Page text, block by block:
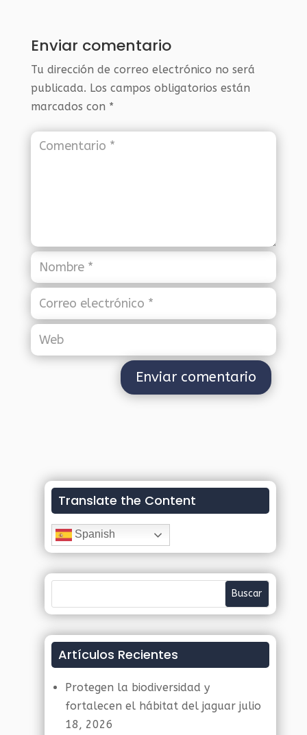
Enviar comentario
Tu dirección de correo electrónico no será
publicada. Los campos obligatorios están
marcados con *
Translate the Content
Spanish
Artículos Recientes
Protegen la biodiversidad y
fortalecen el hábitat del jaguar julio
18, 2026